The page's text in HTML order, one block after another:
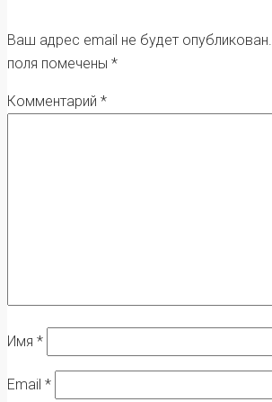
Ваш адрес email не будет опубликован.
поля помечены *
Комментарий *
Имя *
Email *